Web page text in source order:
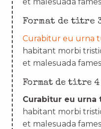
Format de titre
Curabitur eu urna
habitant morbi
et malesuada
Format de titre 4
Curabitur eu urna
habitant morbi
et malesuada